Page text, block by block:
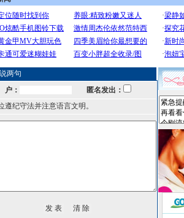
两句
：
匿名发出：
遵纪守法并注意语言文明。